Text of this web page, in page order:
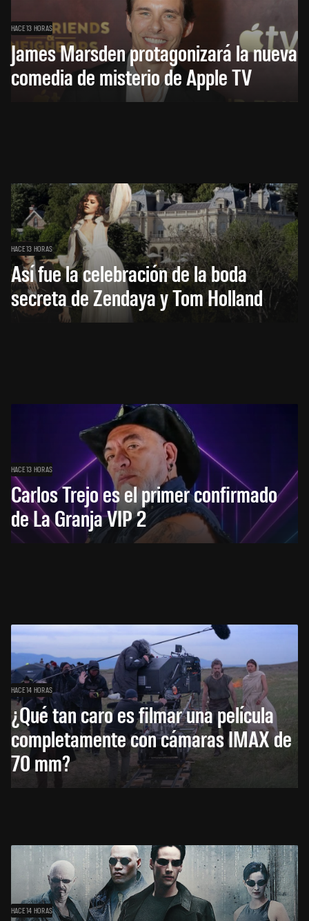
HACE 13 HORAS
James Marsden protagonizará la nueva
comedia de misterio de Apple TV
HACE 13 HORAS
Así fue la celebración de la boda
secreta de Zendaya y Tom Holland
HACE 13 HORAS
Carlos Trejo es el primer confirmado
de La Granja VIP 2
HACE 14 HORAS
¿Qué tan caro es filmar una película
completamente con cámaras IMAX de
70 mm?
HACE 14 HORAS